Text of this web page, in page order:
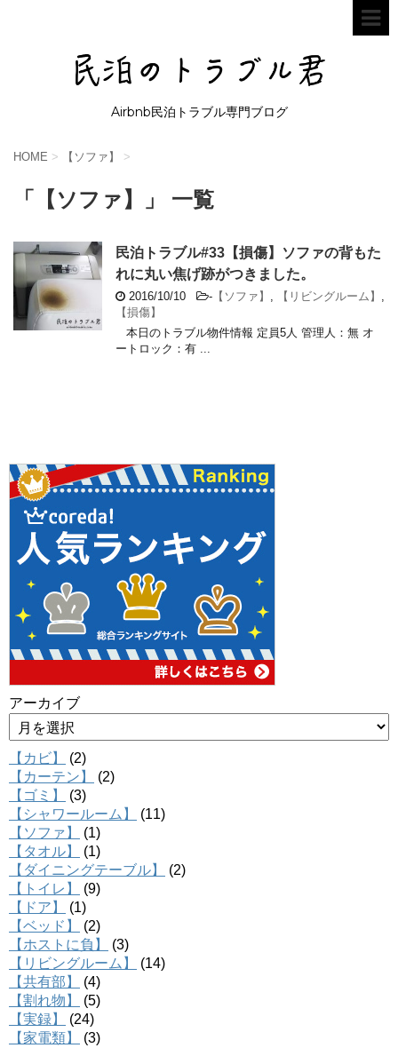
Airbnb民泊トラブル専門ブログ
HOME > 【ソファ】 >
「【ソファ】」 一覧
民泊トラブル#33【損傷】ソファの背もた
れに丸い焦げ跡がつきました。
2016/10/10 - 【ソファ】 , 【リビングルーム】 ,
【損傷】
本日のトラブル物件情報 定員5人 管理人：無 オ
ートロック：有 ...
アーカイブ
【カビ】
(2)
【カーテン】
(2)
【ゴミ】
(3)
【シャワールーム】
(11)
【ソファ】
(1)
【タオル】
(1)
【ダイニングテーブル】
(2)
【トイレ】
(9)
【ドア】
(1)
【ベッド】
(2)
【ホストに負】
(3)
【リビングルーム】
(14)
【共有部】
(4)
【割れ物】
(5)
【実録】
(24)
【家電類】
(3)